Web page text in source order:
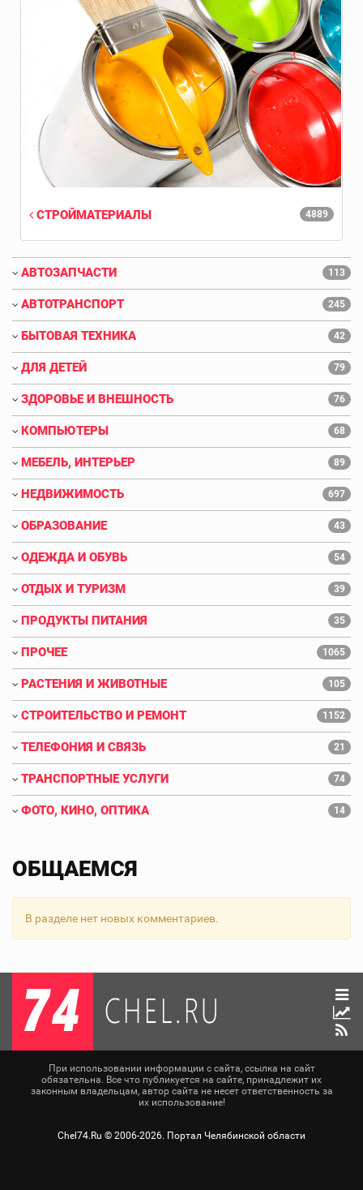
4889
СТРОЙМАТЕРИАЛЫ
АВТОЗАПЧАСТИ 113
АВТОТРАНСПОРТ 245
БЫТОВАЯ ТЕХНИКА 42
ДЛЯ ДЕТЕЙ 79
ЗДОРОВЬЕ И ВНЕШНОСТЬ 76
КОМПЬЮТЕРЫ 68
МЕБЕЛЬ, ИНТЕРЬЕР 89
НЕДВИЖИМОСТЬ 697
ОБРАЗОВАНИЕ 43
ОДЕЖДА И ОБУВЬ 54
ОТДЫХ И ТУРИЗМ 39
ПРОДУКТЫ ПИТАНИЯ 35
ПРОЧЕЕ 1065
РАСТЕНИЯ И ЖИВОТНЫЕ 105
СТРОИТЕЛЬСТВО И РЕМОНТ 1152
ТЕЛЕФОНИЯ И СВЯЗЬ 21
ТРАНСПОРТНЫЕ УСЛУГИ 74
ФОТО, КИНО, ОПТИКА 14
ОБЩАЕМСЯ
В разделе нет новых комментариев.
При использовании информации с сайта, ссылка на сайт
обязательна. Все что публикуется на сайте, принадлежит их
законным владельцам, автор сайта не несет ответственность за
их использование!
Chel74.Ru © 2006-2026. Портал Челябинской области